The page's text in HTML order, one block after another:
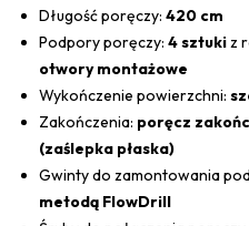
Długość poręczy: 420 cm
Podpory poręczy: 4 sztuki z
otwory montażowe
Wykończenie powierzchni:
Zakończenia: poręcz
(zaślepka płaska)
Gwinty do zamontowania
metodą FlowDrill